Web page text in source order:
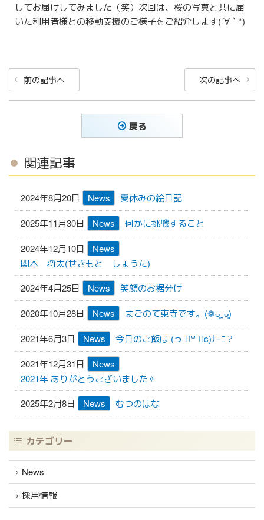
してお届けしてみました（笑）次回は、桜の写真と共に届
いた利用者様との移動支援のご様子をご紹介します(´∀｀*)
投
稿
ナ
ー
シ
ン
前
の
投
前の記事へ
の
投
次の記事へ
戻る
関連記事
2024年8月20日 News 夏休みの絵日記
2025年11月30日 News 何かに挑戦すること
2024年12月10日
News
関本 将太(せきもと しょうた)
2024年4月25日
News 笑顔のお裾分け
2020年10月28日 News まごのて東寺です。(❁ᴗ͈ˬᴗ͈)
2021年6月3日 News 今日のご飯は (っ ॑꒳ ॑c)ﾅｰﾆ？
2021年12月31日
News
2021年 ありがとうございました✧︎
2025年2月8日
News むつのはな
カテゴリー
News
採用情報